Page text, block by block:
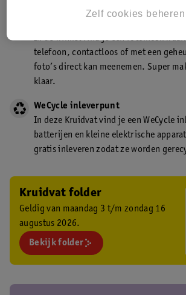
In de winkel vind je een fotokiosk
telefoon, contactloos of met een
foto’s direct kan meenemen. Super
klaar.
WeCycle inleverpunt
In deze Kruidvat vind je een WeCycle
batterijen en kleine elektrische
gratis inleveren zodat ze worden
Kruidvat folder
Geldig van maandag 3 t/m zondag 16
augustus 2026.
Bekijk folder
Zelf cookies beheren